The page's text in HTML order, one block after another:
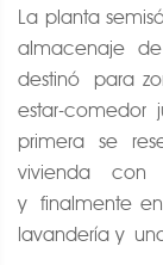
La planta
almacenaje
destinó para
estar-
primera se
vivienda
y finalmente
lavandería y